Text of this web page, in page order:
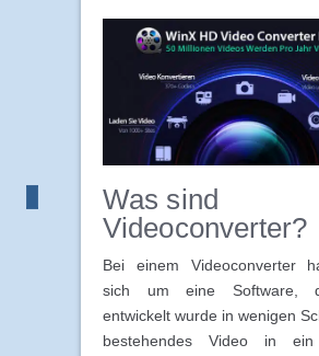
Was sind
Videoconverter?
Bei einem Videoconverter
sich um eine Software,
entwickelt wurde in wenigen
bestehendes Video in ein